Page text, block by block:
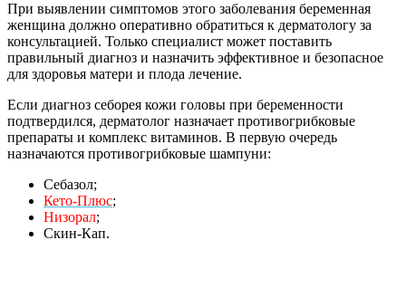
При выявлении симптомов этого заболевания беременная
женщина должно оперативно обратиться к дерматологу за
консультацией. Только специалист может поставить
правильный диагноз и назначить эффективное и безопасное
для здоровья матери и плода лечение.
Если диагноз себорея кожи головы при беременности
подтвердился, дерматолог назначает противогрибковые
препараты и комплекс витаминов. В первую очередь
назначаются противогрибковые шампуни:
Себазол;
Кето-Плюс;
Низорал;
Скин-Кап.